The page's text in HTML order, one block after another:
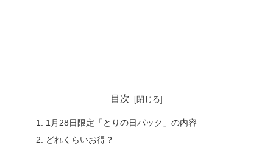
目次
1月28日限定「とりの日パック」の内容
どれくらいお得？